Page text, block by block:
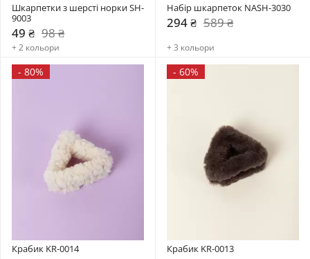
Шкарпетки з шерсті норки SH-
9003
49 ₴ 98 ₴
+ 2 кольори
Набір шкарпеток NASH-3030
294 ₴ 589 ₴
+ 3 кольори
- 80%
Крабик KR-0014
- 60%
Крабик KR-0013